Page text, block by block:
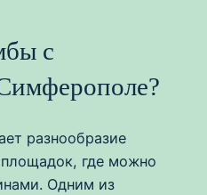
с
разнообразие
где можно
Одним из